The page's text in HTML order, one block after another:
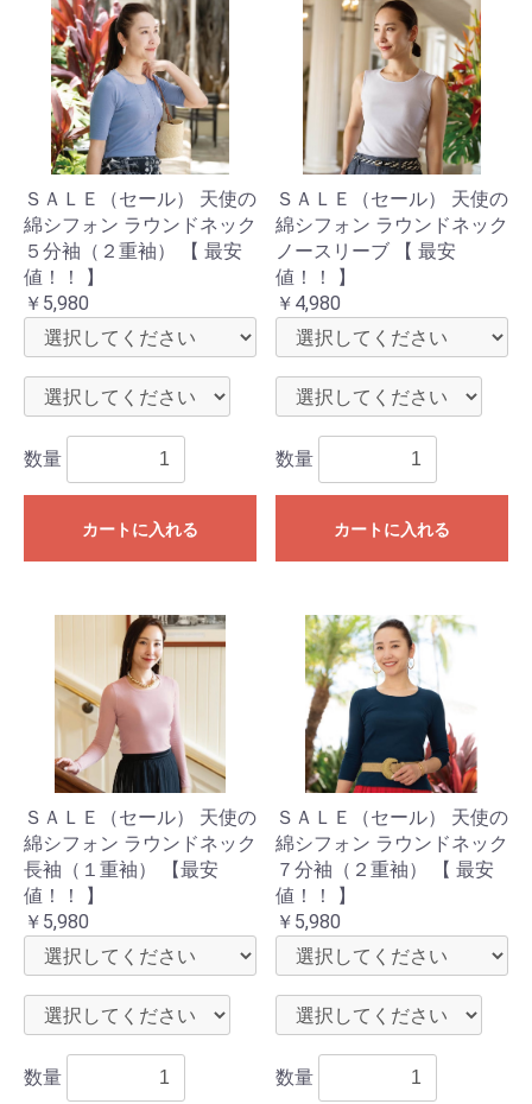
ＳＡＬＥ（セール） 天使の
綿シフォン ラウンドネック
５分袖（２重袖） 【 最安
値！！ 】
￥5,980
数量
カートに入れる
ＳＡＬＥ（セール） 天使の
綿シフォン ラウンドネック
ノースリーブ 【 最安
値！！ 】
￥4,980
数量
カートに入れる
ＳＡＬＥ（セール） 天使の
綿シフォン ラウンドネック
長袖（１重袖） 【最安
値！！ 】
￥5,980
数量
ＳＡＬＥ（セール） 天使の
綿シフォン ラウンドネック
７分袖（２重袖） 【 最安
値！！ 】
￥5,980
数量